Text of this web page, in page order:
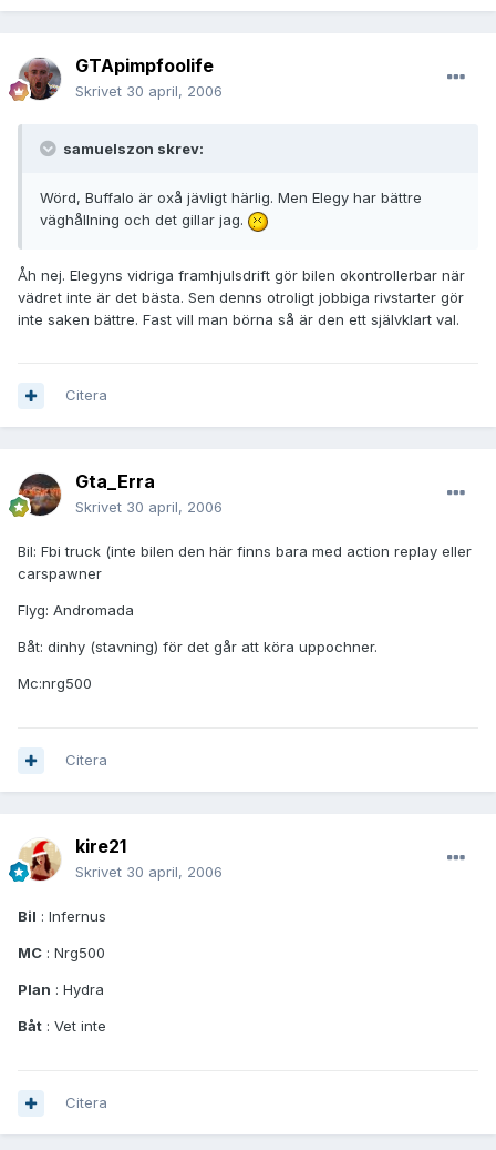
GTApimpfoolife
Skrivet 30 april, 2006
samuelszon skrev:
Wörd, Buffalo är oxå jävligt härlig. Men Elegy har bättre
väghållning och det gillar jag.
Åh nej. Elegyns vidriga framhjulsdrift gör bilen okontrollerbar när
vädret inte är det bästa. Sen denns otroligt jobbiga rivstarter gör
inte saken bättre. Fast vill man börna så är den ett självklart val.
Citera
Gta_Erra
Skrivet 30 april, 2006
Bil: Fbi truck (inte bilen den här finns bara med action replay eller
carspawner
Flyg: Andromada
Båt: dinhy (stavning) för det går att köra uppochner.
Mc:nrg500
Citera
kire21
Skrivet 30 april, 2006
Bil : Infernus
MC : Nrg500
Plan : Hydra
Båt : Vet inte
Citera